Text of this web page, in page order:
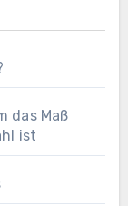
das Maß
ist